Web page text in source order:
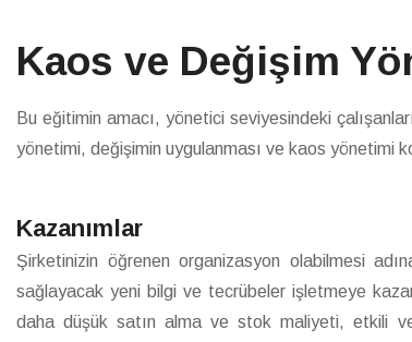
Kaos ve Değişim
Bu eğitimin amacı, yönetici seviyesindeki
yönetimi, değişimin uygulanması ve kaos yönetimi
Kazanımlar
Şirketinizin öğrenen organizasyon olabilmesi
sağlayacak yeni bilgi ve tecrübeler işletmeye
daha düşük satın alma ve stok maliyeti, etkili